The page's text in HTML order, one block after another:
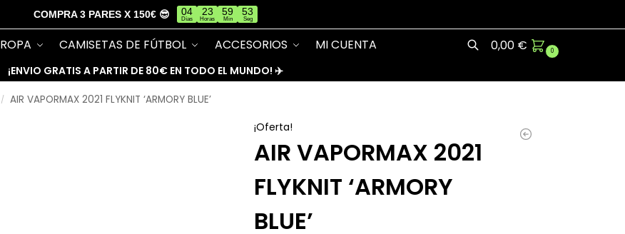
COMPRA 3 PARES X 150€ 😎 04
Días
23
Horas
59
Min
52
Seg
ROPA CAMISETAS DE FÚTBOL ACCESORIOS MI CUENTA 0,00 € 0
¡ENVIO GRATIS A PARTIR DE 80€ EN TODO EL MUNDO! ✈️
/ AIR VAPORMAX 2021 FLYKNIT ‘ARMORY BLUE’
¡Oferta!
AIR VAPORMAX 2021
FLYKNIT ‘ARMORY
BLUE’